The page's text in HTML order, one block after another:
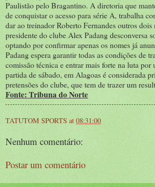
Paulistão pelo Bragantino. A diretoria que
de conquistar o acesso para série A, trabalha
dar ao treinador Roberto Fernandes outros dois
presidente do clube Alex Padang desconversa
optando por confirmar apenas os nomes já
Padang espera garantir todas as condições de
comissão técnica e entrar mais forte na luta
partida de sábado, em Alagoas é considerada
pretensões do clube, que tem de trazer um
Fonte: Tribuna do Norte
TATUTOM SPORTS at 08:31:00
Nenhum comentário:
Postar um comentário